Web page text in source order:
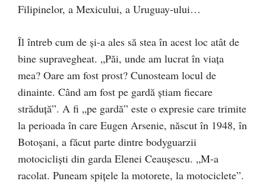
Filipinelor, a Mexicului, a Uruguay-ului…
Îl întreb cum de și-a ales să stea în acest loc atât de
bine supravegheat. „Păi, unde am lucrat în viața
mea? Oare am fost prost? Cunosteam locul de
dinainte. Când am fost pe gardă știam fiecare
străduță”. A fi „pe gardă” este o expresie care trimite
la perioada în care Eugen Arsenie, născut în 1948, în
Botoșani, a făcut parte dintre bodyguarzii
motocicliști din garda Elenei Ceaușescu. „M-a
racolat. Puneam spițele la motorete, la motociclete”.